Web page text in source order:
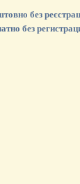
без
без